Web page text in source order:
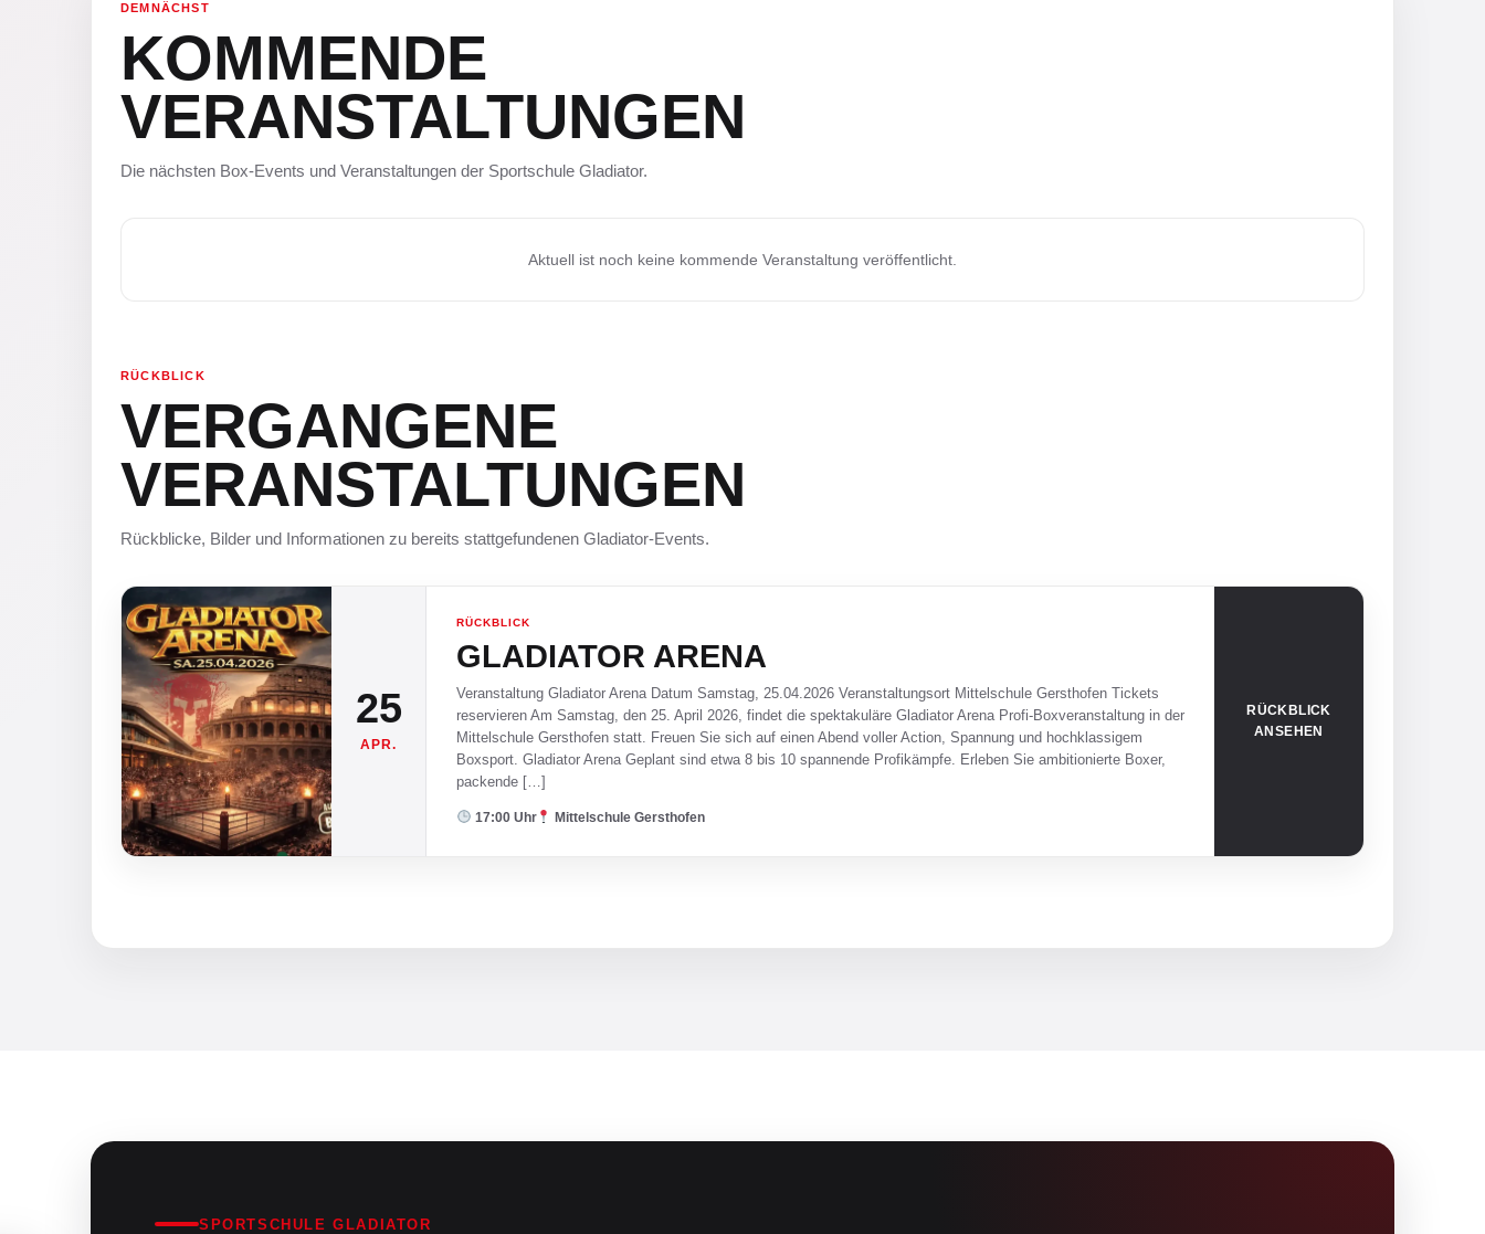
DEMNÄCHST
KOMMENDE
VERANSTALTUNGEN
Die nächsten Box-Events und Veranstaltungen der Sportschule Gladiator.
Aktuell ist noch keine kommende Veranstaltung veröffentlicht.
RÜCKBLICK
VERGANGENE
VERANSTALTUNGEN
Rückblicke, Bilder und Informationen zu bereits stattgefundenen Gladiator-Events.
25
APR.
RÜCKBLICK
GLADIATOR ARENA
Veranstaltung Gladiator Arena Datum Samstag, 25.04.2026 Veranstaltungsort Mittelschule Gersthofen Tickets
reservieren Am Samstag, den 25. April 2026, findet die spektakuläre Gladiator Arena Profi-Boxveranstaltung in der
Mittelschule Gersthofen statt. Freuen Sie sich auf einen Abend voller Action, Spannung und hochklassigem
Boxsport. Gladiator Arena Geplant sind etwa 8 bis 10 spannende Profikämpfe. Erleben Sie ambitionierte Boxer,
packende […]
17:00 Uhr Mittelschule Gersthofen
RÜCKBLICK
ANSEHEN
SPORTSCHULE GLADIATOR